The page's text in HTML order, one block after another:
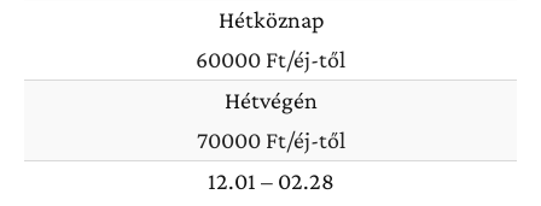
Hétköznap
60000 Ft/éj-től
Hétvégén
70000 Ft/éj-től
12.01 – 02.28